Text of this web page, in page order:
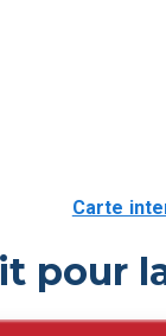
Carte
pour